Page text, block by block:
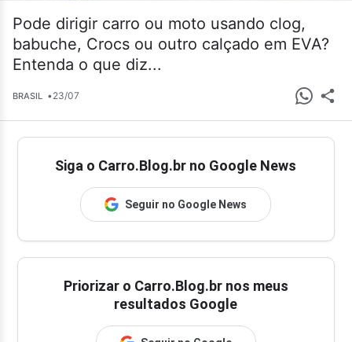
Pode dirigir carro ou moto usando clog,
babuche, Crocs ou outro calçado em EVA?
Entenda o que diz...
BRASIL •23/07
Siga o Carro.Blog.br no Google News
Seguir no Google News
Priorizar o Carro.Blog.br nos meus
resultados Google